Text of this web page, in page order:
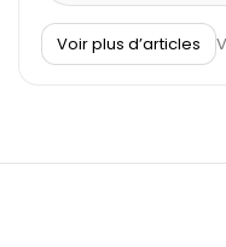
À quel poignet porter
Découvrez le
Bienfaits de la
Voir plus d’articles